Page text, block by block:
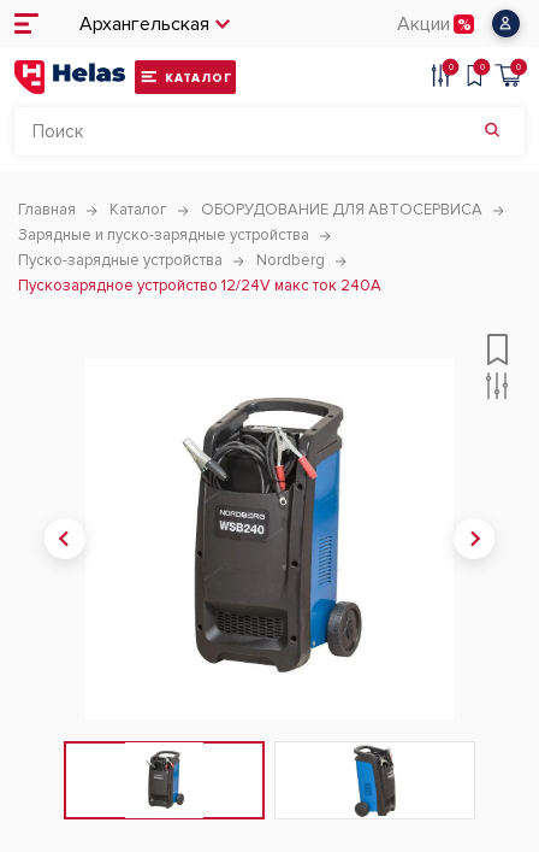
Архангельская Акции
КАТАЛОГ
0 0 0
Главная Каталог
ОБОРУДОВАНИЕ ДЛЯ АВТОСЕРВИСА
Зарядные и пуско-зарядные устройства
Пуско-зарядные устройства
Nordberg
Пускозарядное устройство 12/24V макс ток 240A